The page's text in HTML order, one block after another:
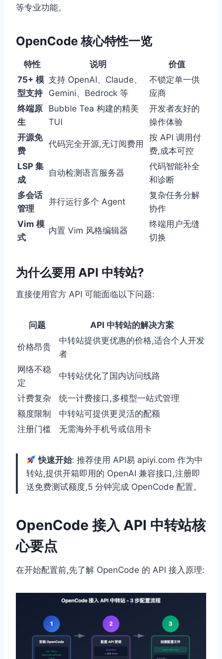
等专业功能。
OpenCode 核心特性一览
特性 说明
价值
75+ 模
型支持
支持 OpenAI、Claude、
Gemini、Bedrock 等
不锁定单一供
应商
终端原
生
Bubble Tea 构建的精美
TUI
开发者友好的
操作体验
开源免
费
代码完全开源,无订阅费用
按 API 调用付
费,成本可控
LSP 集
成
自动检测语言服务器
代码智能补全
和诊断
多会话
管理
并行运行多个 Agent
复杂任务分解
协作
Vim 模
式
内置 Vim 风格编辑器
终端用户无缝
切换
为什么要用 API 中转站?
直接使用官方 API 可能面临以下问题:
问题 API 中转站的解决方案
价格昂贵
中转站提供更优惠的价格,适合个人开发
者
网络不稳
定
中转站优化了国内访问线路
计费复杂
统一计费接口,多模型一站式管理
额度限制
中转站可提供更灵活的配额
注册门槛
无需海外手机号或信用卡
快速开始: 推荐使用 API易 apiyi.com 作为中
转站,提供开箱即用的 OpenAI 兼容接口,注册即
送免费测试额度,5 分钟完成 OpenCode 配置。
OpenCode 接入 API 中转站核
心要点
在开始配置前,先了解 OpenCode 的 API 接入原理: